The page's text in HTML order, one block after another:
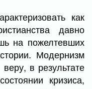
как
давно
на пожелтевших
Модернизм
в результате
кризиса,